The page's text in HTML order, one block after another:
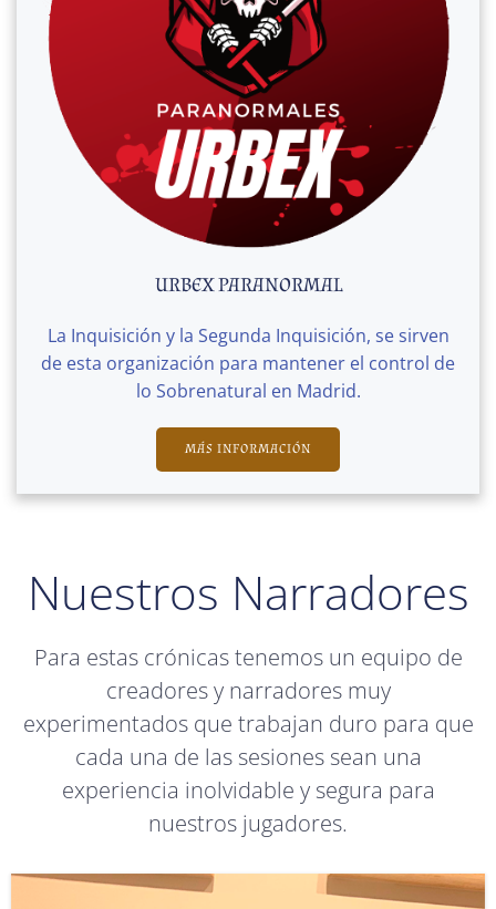
URBEX PARANORMAL
La Inquisición y la Segunda Inquisición, se sirven
de esta organización para mantener el control de
lo Sobrenatural en Madrid.
MÁS INFORMACIÓN
Nuestros Narradores
Para estas crónicas tenemos un equipo de
creadores y narradores muy
experimentados que trabajan duro para que
cada una de las sesiones sean una
experiencia inolvidable y segura para
nuestros jugadores.